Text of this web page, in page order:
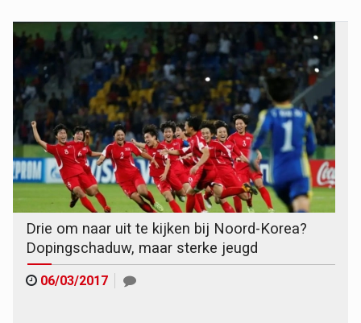
Drie om naar uit te kijken bij Noord-Korea?
Dopingschaduw, maar sterke jeugd
06/03/2017